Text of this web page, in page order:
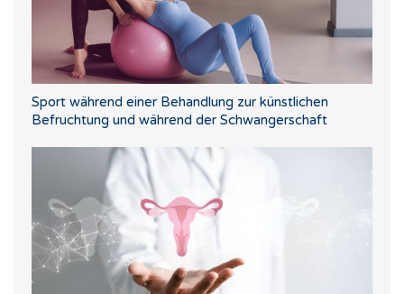
Sport während einer Behandlung zur künstlichen
Befruchtung und während der Schwangerschaft